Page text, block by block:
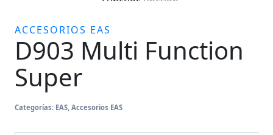
ACCESORIOS EAS
D903 Multi Function
Super
Categorías: EAS, Accesorios EAS